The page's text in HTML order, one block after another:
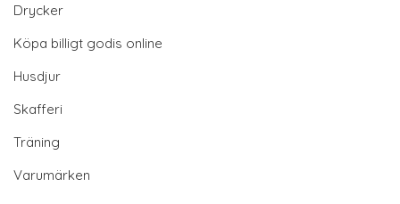
Drycker
Köpa billigt godis online
Husdjur
Skafferi
Träning
Varumärken